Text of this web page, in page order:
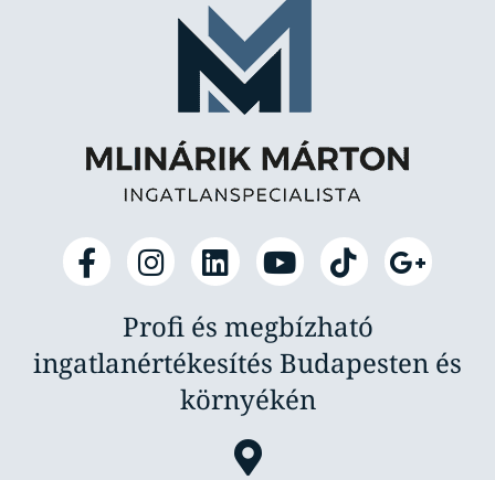
Profi és megbízható
ingatlanértékesítés Budapesten és
környékén